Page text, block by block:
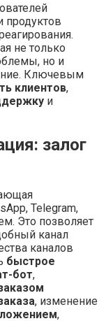
продуктов
не только
но и
Ключевым
клиентов,
и
залог
Telegram,
Это позволяет
канал
каналов
быстрое
бот,
, изменение
,